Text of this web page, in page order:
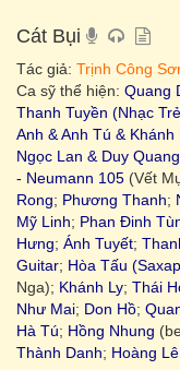
Cát Bụi
Tác giả: Trịnh Công
Ca sỹ thể hiện: Quang
Thanh Tuyền (Nhạc
Anh & Anh Tú & Khánh
Ngọc Lan & Duy Quang
- Neumann 105 (Vết
Rong; Phương Thanh;
Mỹ Linh; Phan Đinh
Hưng; Ánh Tuyết;
Guitar; Hòa Tấu
Nga); Khánh Ly; Thái
Như Mai; Don Hồ;
Hà Tú; Hồng Nhung
Thành Danh; Hoàng